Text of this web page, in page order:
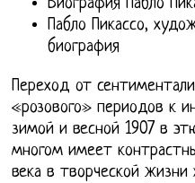
Биография Пабло
Пабло Пикассо,
биография
Переход от
«розового» периодов к
зимой и весной 1907 в
многом имеет
века в творческой